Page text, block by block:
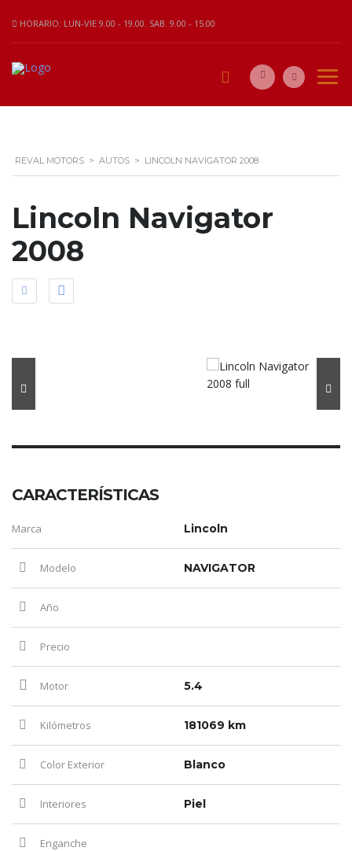
HORARIO: LUN-VIE 9.00 - 19.00. SAB. 9.00 - 15.00
REVAL MOTORS > AUTOS > LINCOLN NAVIGATOR 2008
Lincoln Navigator
2008
CARACTERÍSTICAS
Marca Lincoln
Modelo NAVIGATOR
Año
Precio
Motor 5.4
Kilómetros 181069 km
Color Exterior Blanco
Interiores Piel
Enganche